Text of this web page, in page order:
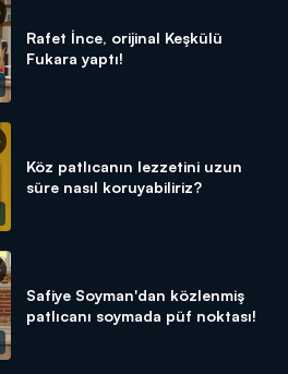
Rafet İnce, orijinal Keşkülü
Fukara yaptı!
Köz patlıcanın lezzetini uzun
süre nasıl koruyabiliriz?
Safiye Soyman'dan közlenmiş
patlıcanı soymada püf noktası!